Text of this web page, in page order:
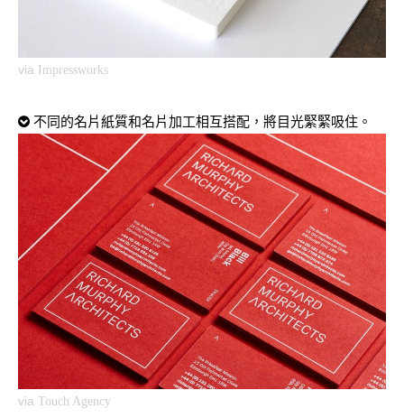
via Impressworks
不同的名片紙質和名片加工相互搭配，將目光緊緊吸住。
viaTouch Agency